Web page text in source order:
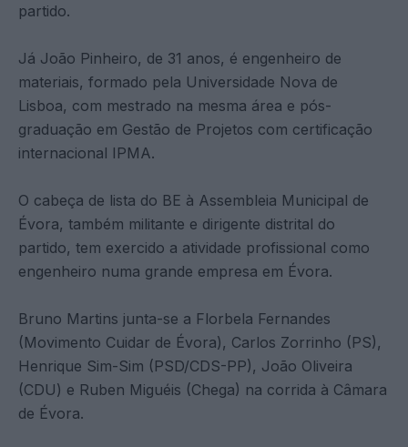
partido.
Já João Pinheiro, de 31 anos, é engenheiro de
materiais, formado pela Universidade Nova de
Lisboa, com mestrado na mesma área e pós-
graduação em Gestão de Projetos com certificação
internacional IPMA.
O cabeça de lista do BE à Assembleia Municipal de
Évora, também militante e dirigente distrital do
partido, tem exercido a atividade profissional como
engenheiro numa grande empresa em Évora.
Bruno Martins junta-se a Florbela Fernandes
(Movimento Cuidar de Évora), Carlos Zorrinho (PS),
Henrique Sim-Sim (PSD/CDS-PP), João Oliveira
(CDU) e Ruben Miguéis (Chega) na corrida à Câmara
de Évora.